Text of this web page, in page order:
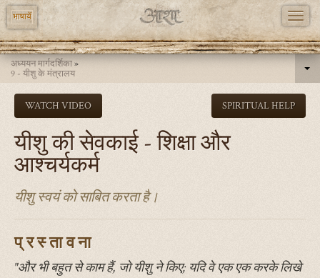
Skip
main
content
भाषायें
अध्ययन मार्गदर्शिका»
9 - यीशु के मंत्रालय
WATCH VIDEO SPIRITUAL HELP
यीशु की सेवकाई - शिक्षा और
आश्चर्यकर्म
यीशु स्वयं को साबित करता है।
प्रस्तावना
"और भी बहुत से काम हैं, जो यीशु ने किए; यदि वे एक एक करके लिखे